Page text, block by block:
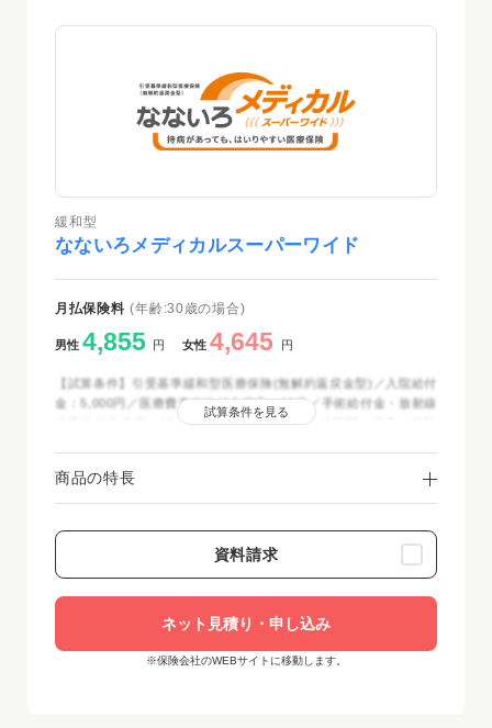
緩和型
なないろメディカルスーパーワイド
月払保険料 (年齢:30歳の場合)
男性 4,855 円 女性 4,645 円
【試算条件】引受基準緩和型医療保険(無解約返戻金型)／入院給付
金：5,000円／医療費充当給付金倍率：10倍／手術給付金・放射線
治療給付金倍率：10倍／保険期間・保険料払込期間：終身／保険
試算条件を見る
商品の特長
資料請求
ネット見積り・申し込み
※保険会社のWEBサイトに移動します。